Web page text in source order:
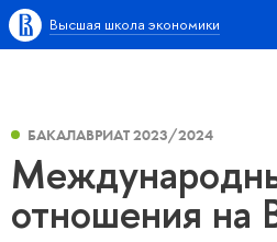
Высшая школа экономики
БАКАЛАВРИАТ 2023/2024
отношения на